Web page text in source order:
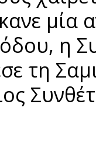
μία
τη